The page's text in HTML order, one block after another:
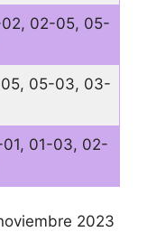
02-05, 05-
05-03, 03-
01-03, 02-
2023